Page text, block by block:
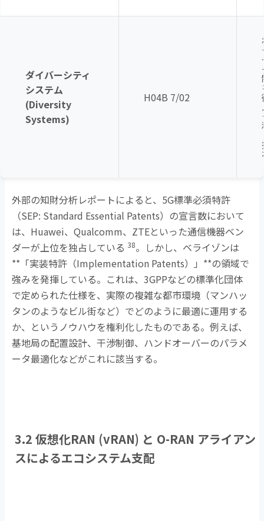
ダイバーシティ
システム
(Diversity
Systems)
H04B 7/02
外部の知財分析レポートによると、 5G標準必須特許
（SEP: Standard Essential Patents）の宣言数において
は、 Huawei、Qualcomm、 ZTEといった通信機器ベン
ダーが上位を独占している38。しかし、ベライゾンは
** 「実装特許（Implementation Patents）」 **の領域で
強みを発揮している。これは、3GPPなどの標準化団体
で定められた仕様を、実際の複雑な都市環境（マンハッ
タンのようなビル街など）でどのように最適に運用する
か、というノウハウを権利化したものである。例えば、
基地局の配置設計、干渉制御、ハンドオーバーのパラメ
ータ最適化などがこれに該当する。
3.2 仮想化RAN (vRAN) と O-RAN アライアン
スによるエコシステム支配